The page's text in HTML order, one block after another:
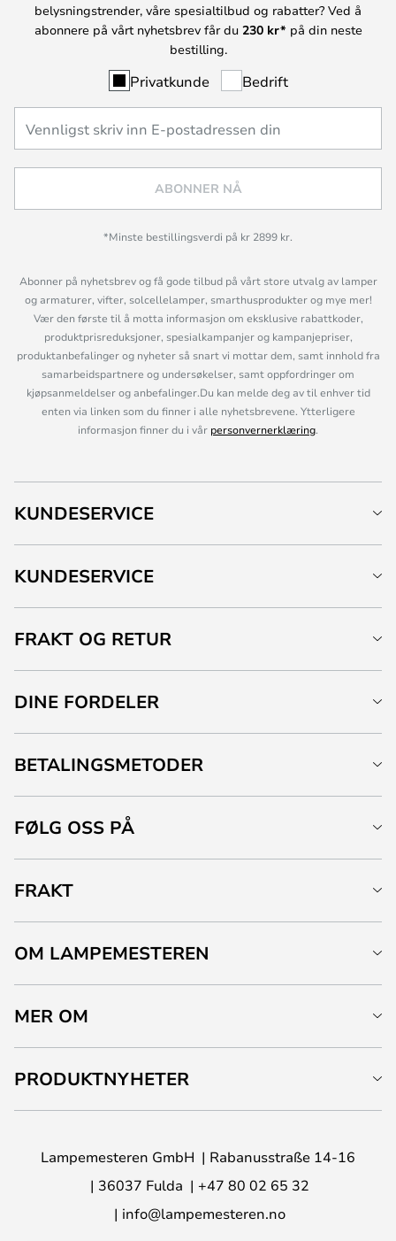
belysningstrender, våre spesialtilbud og rabatter? Ved å
abonnere på vårt nyhetsbrev får du 230 kr* på din neste
bestilling.
Privatkunde Bedrift
ABONNER NÅ
*Minste bestillingsverdi på kr 2899 kr.
Abonner på nyhetsbrev og få gode tilbud på vårt store utvalg av lamper
og armaturer, vifter, solcellelamper, smarthusprodukter og mye mer!
Vær den første til å motta informasjon om eksklusive rabattkoder,
produktprisreduksjoner, spesialkampanjer og kampanjepriser,
produktanbefalinger og nyheter så snart vi mottar dem, samt innhold fra
samarbeidspartnere og undersøkelser, samt oppfordringer om
kjøpsanmeldelser og anbefalinger.Du kan melde deg av til enhver tid
enten via linken som du finner i alle nyhetsbrevene. Ytterligere
informasjon finner du i vår personvernerklæring.
KUNDESERVICE
KUNDESERVICE
FRAKT OG RETUR
DINE FORDELER
BETALINGSMETODER
FØLG OSS PÅ
FRAKT
OM LAMPEMESTEREN
MER OM
PRODUKTNYHETER
Lampemesteren GmbH
Rabanusstraße 14-16
36037 Fulda
+47 80 02 65 32
info@lampemesteren.no